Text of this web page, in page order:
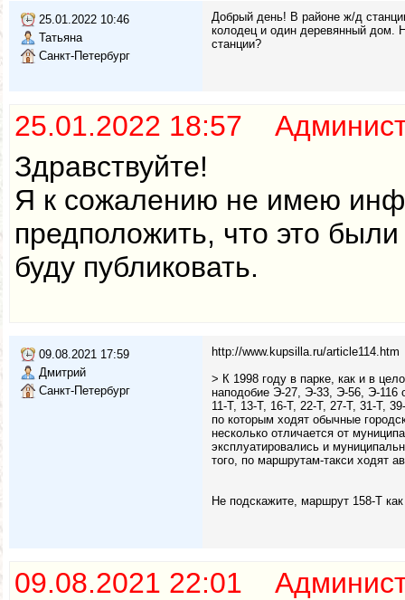
25.01.2022 10:46
Татьяна
Санкт-Петербург
Добрый день! В районе ж/д
колодец и один деревянный дом.
станции?
25.01.2022 18:57
Здравствуйте!
Я к сожалению не имею
предположить, что это
буду публиковать.
09.08.2021 17:59
Дмитрий
Санкт-Петербург
http://www.kupsilla.ru/article114.htm
> К 1998 году в парке, как и в
наподобие Э-27, Э-33, Э-56, Э-116
11-Т, 13-Т, 16-Т, 22-Т, 27-Т, 31-Т,
по которым ходят обычные
несколько отличается от
эксплуатировались и
того, по маршрутам-такси ходят
Не подскажите, маршрут 158-Т
09.08.2021 22:01